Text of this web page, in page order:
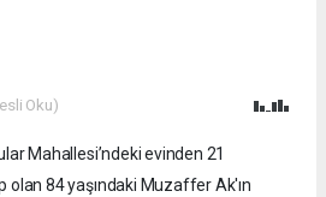
Oku)
Mahallesi’ndeki evinden 21
olan 84 yaşındaki Muzaffer Ak'ın